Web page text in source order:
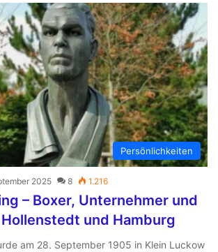
Persönlichkeiten
2025 8 1.216
– Boxer, Unternehmer und
und Hamburg
am 28. September 1905 in Klein Luckow